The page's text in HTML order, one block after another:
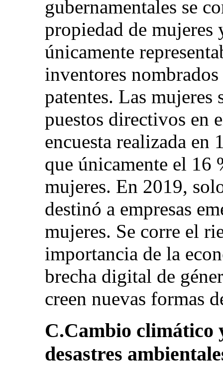
gubernamentales se
propiedad de mujeres
únicamente
inventores
patentes. Las
puestos directivos en
encuesta realizada en
que únicamente el 16
mujeres. En 2019,
destinó a empresas
mujeres. Se corre el
importancia de la
brecha digital de
creen nuevas formas
C.Cambio climático
desastres